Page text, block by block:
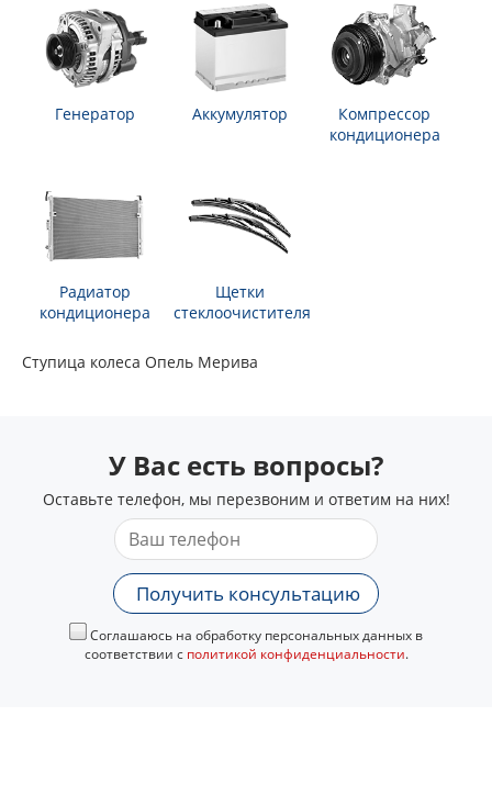
Генератор Аккумулятор
Компрессор
кондиционера
Радиатор
кондиционера
Щетки
стеклоочистителя
Ступица колеса Опель Мерива
У Вас есть вопросы?
Оставьте телефон, мы перезвоним и ответим на них!
Получить консультацию
Соглашаюсь на обработку персональных данных в
соответствии с политикой конфиденциальности.